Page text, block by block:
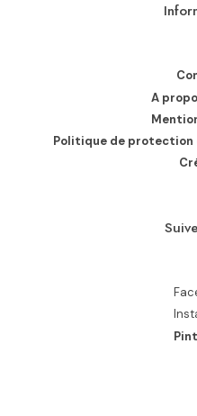
A
Politique de protection